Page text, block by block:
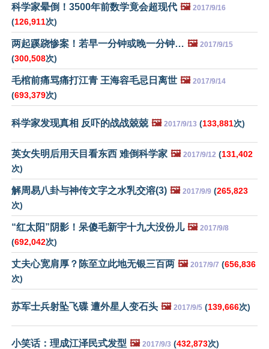
科学家晕倒！3500年前数学竟会超现代 🖼️ 2017/9/16
(126,911次)
两起蹊跷惨案！若早一分钟或晚一分钟… 🖼️ 2017/9/15
(300,508次)
毛棺前痛骂痛打江青 王海容毛忌日离世 🖼️ 2017/9/14
(693,379次)
科学家发现真相 反吓的战战兢兢 🖼️ 2017/9/13 (133,881次)
英女失明后用天目看东西 难倒科学家 🖼️ 2017/9/12 (131,402
次)
解周易八卦与神传文字之水乳交溶(3) 🖼️ 2017/9/9 (265,823
次)
“红太阳”阴影！呆傻毛新宇十九大没份儿 🖼️ 2017/9/8
(692,042次)
丈夫心宽肩厚？陈至立此地无银三百两 🖼️ 2017/9/7 (656,836
次)
苏军士兵射坠飞碟 遭外星人变石头 🖼️ 2017/9/5 (139,666次)
小笑话：理成江泽民式发型 🖼️ 2017/9/3 (432,873次)